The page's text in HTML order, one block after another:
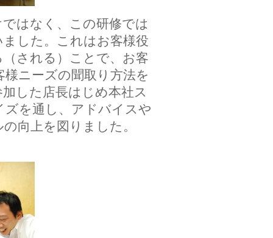
はなく、この研修では
した。これはお客様役
される）ことで、お客
ニーズの聞取り方法を
した店長はじめ本社ス
を通し、アドバイスや
向上を図りました。